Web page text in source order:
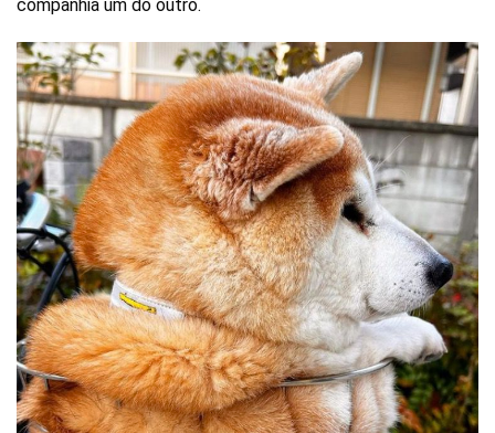
companhia um do outro.